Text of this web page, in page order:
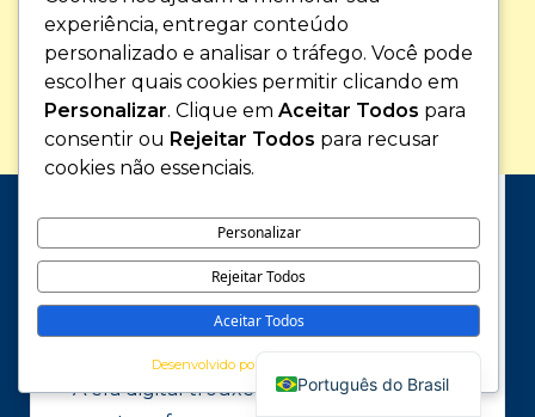
3. Uso de Tecnologias
Digitais
A era digital trouxe consigo ferramentas
experiência, entregar conteúdo
personalizado e analisar o tráfego. Você pode
escolher quais cookies permitir clicando em
Personalizar. Clique em Aceitar Todos para
consentir ou Rejeitar Todos para recusar
cookies não essenciais.
Personalizar
Rejeitar Todos
Aceitar Todos
Desenvolvido por
Português do Brasil